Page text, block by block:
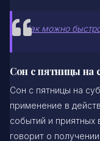
Как можно
Сон с пятницы на
Сон с пятницы на
применение в
событий и
говорит о